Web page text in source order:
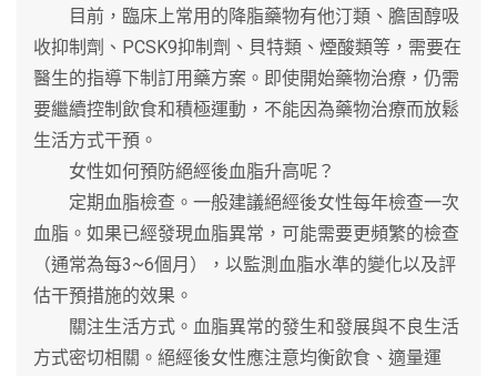
目前，臨床上常用的降脂藥物有他汀類、膽固醇吸
收抑制劑、PCSK9抑制劑、貝特類、煙酸類等，需要在
醫生的指導下制訂用藥方案。即使開始藥物治療，仍需
要繼續控制飲食和積極運動，不能因為藥物治療而放鬆
生活方式干預。
女性如何預防絕經後血脂升高呢？
定期血脂檢查。一般建議絕經後女性每年檢查一次
血脂。如果已經發現血脂異常，可能需要更頻繁的檢查
（通常為每3~6個月），以監測血脂水準的變化以及評
估干預措施的效果。
關注生活方式。血脂異常的發生和發展與不良生活
方式密切相關。絕經後女性應注意均衡飲食、適量運